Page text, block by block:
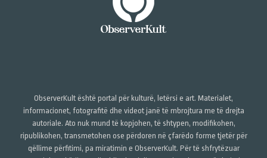
ObserverKult është portal për kulturë, letërsi e art. Materialet,
informacionet, fotografitë dhe videot janë të mbrojtura me të drejta
autoriale. Ato nuk mund të kopjohen, të shtypen, modifikohen,
ripublikohen, transmetohen ose përdoren në çfarëdo forme tjetër për
qëllime përfitimi, pa miratimin e ObserverKult. Për të shfrytëzuar